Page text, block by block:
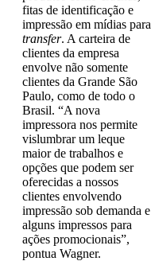
fitas de identificação e
impressão em mídias para
transfer. A carteira de
clientes da empresa
envolve não somente
clientes da Grande São
Paulo, como de todo o
Brasil. “A nova
impressora nos permite
vislumbrar um leque
maior de trabalhos e
opções que podem ser
oferecidas a nossos
clientes envolvendo
impressão sob demanda e
alguns impressos para
ações promocionais”,
pontua Wagner.